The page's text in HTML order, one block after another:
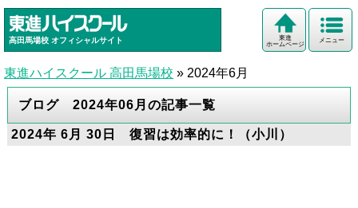
高田馬場校 オフィシャルサイト メニュー
東進
ホームページ
東進ハイスクール 高田馬場校 » 2024年6月
ブログ 2024年06月の記事一覧
2024年 6月 30日 復習は効率的に！（小川）